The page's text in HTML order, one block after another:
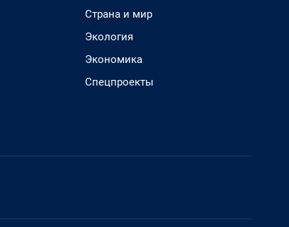
Страна и мир
Экология
Экономика
Спецпроекты